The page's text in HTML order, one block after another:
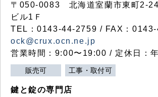
〒050-0083 北海道室蘭市東町2-
ビル1Ｆ
TEL：0143-44-2759 / FAX：
ock@crux.ocn.ne.jp
営業時間：9:00〜19:00 / 定休日：
販売可 工事・取付可
鍵と錠の専門店